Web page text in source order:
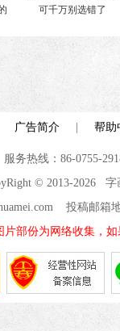
可千万别选错了
广告简介 帮助
服务热线：86-0755-
© 2013-2026 字
投稿邮
片部份为网络收集，